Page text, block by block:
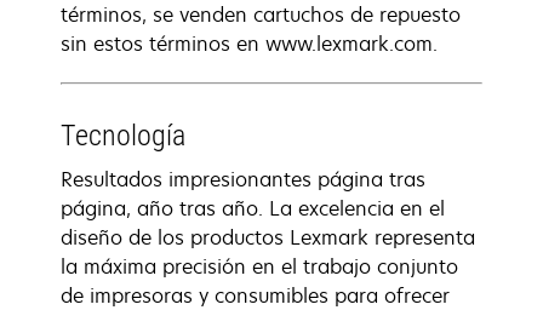
términos, se venden cartuchos de repuesto
sin estos términos en www.lexmark.com.
Tecnología
Resultados impresionantes página tras
página, año tras año. La excelencia en el
diseño de los productos Lexmark representa
la máxima precisión en el trabajo conjunto
de impresoras y consumibles para ofrecer